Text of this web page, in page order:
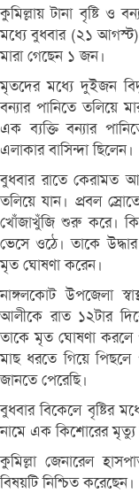
কুমিল্লায় টানা বৃষ্টি ও
মধ্যে বুধবার (২১
মারা গেছেন ১ জন।
মৃতদের মধ্যে দুইজন
বন্যার পানিতে তলিয়ে
এক ব্যক্তি বন্যার
এলাকার বাসিন্দা ছিলেন।
বুধবার রাতে কেরামত
তলিয়ে যান। প্রবল
খোঁজাখুঁজি শুরু করে।
ভেসে ওঠে। তাকে
মৃত ঘোষণা করেন।
নাঙ্গলকোট উপজেলা
আলীকে রাত ১২টার
তাকে মৃত ঘোষণা করলে
মাছ ধরতে গিয়ে
জানতে পেরেছি।
বুধবার বিকেলে বৃষ্টির
নামে এক কিশোরের মৃত্যু
কুমিল্লা জেনারেল
বিষয়টি নিশ্চিত করেছেন।